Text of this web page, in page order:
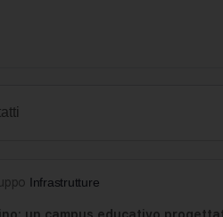
Infrastrutture